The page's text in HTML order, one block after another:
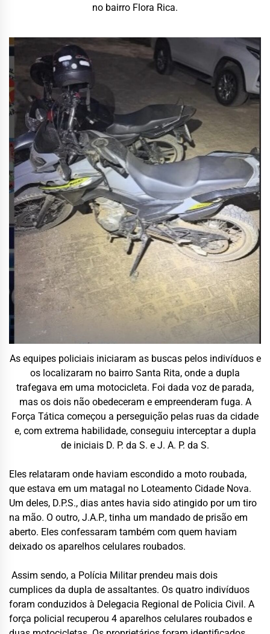
no bairro Flora Rica.
As equipes policiais iniciaram as buscas pelos indivíduos e
os localizaram no bairro Santa Rita, onde a dupla
trafegava em uma motocicleta. Foi dada voz de parada,
mas os dois não obedeceram e empreenderam fuga. A
Força Tática começou a perseguição pelas ruas da cidade
e, com extrema habilidade, conseguiu interceptar a dupla
de iniciais D. P. da S. e J. A. P. da S.
Eles relataram onde haviam escondido a moto roubada,
que estava em um matagal no Loteamento Cidade Nova.
Um deles, D.P.S., dias antes havia sido atingido por um tiro
na mão. O outro, J.A.P., tinha um mandado de prisão em
aberto. Eles confessaram também com quem haviam
deixado os aparelhos celulares roubados.
Assim sendo, a Polícia Militar prendeu mais dois
cumplices da dupla de assaltantes. Os quatro indivíduos
foram conduzidos à Delegacia Regional de Policia Civil. A
força policial recuperou 4 aparelhos celulares roubados e